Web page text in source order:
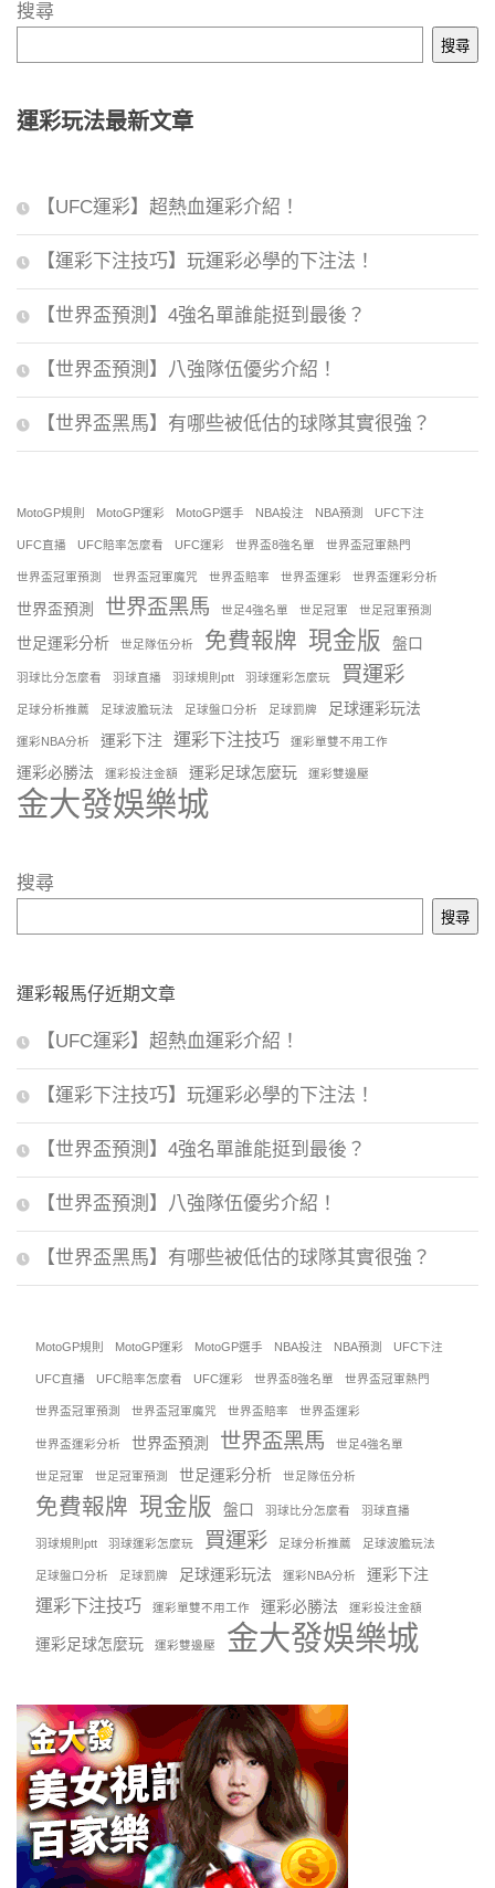
搜尋
搜尋
運彩玩法最新文章
【UFC運彩】超熱血運彩介紹！
【運彩下注技巧】玩運彩必學的下注法！
【世界盃預測】4強名單誰能挺到最後？
【世界盃預測】八強隊伍優劣介紹！
【世界盃黑馬】有哪些被低估的球隊其實很強？
MotoGP規則 MotoGP運彩 MotoGP選手 NBA投注 NBA預測 UFC下注
UFC直播 UFC賠率怎麼看 UFC運彩 世界盃8強名單 世界盃冠軍熱門
世界盃冠軍預測 世界盃冠軍魔咒 世界盃賠率 世界盃運彩 世界盃運彩分析
世界盃預測 世界盃黑馬 世足4強名單 世足冠軍 世足冠軍預測
世足運彩分析 世足隊伍分析 免費報牌 現金版 盤口
羽球比分怎麼看 羽球直播 羽球規則ptt 羽球運彩怎麼玩 買運彩
足球分析推薦 足球波膽玩法 足球盤口分析 足球罰牌 足球運彩玩法
運彩NBA分析 運彩下注 運彩下注技巧 運彩單雙不用工作
運彩必勝法 運彩投注金額 運彩足球怎麼玩 運彩雙邊壓
金大發娛樂城
搜尋
搜尋
運彩報馬仔近期文章
【UFC運彩】超熱血運彩介紹！
【運彩下注技巧】玩運彩必學的下注法！
【世界盃預測】4強名單誰能挺到最後？
【世界盃預測】八強隊伍優劣介紹！
【世界盃黑馬】有哪些被低估的球隊其實很強？
MotoGP規則 MotoGP運彩 MotoGP選手 NBA投注 NBA預測 UFC下注
UFC直播 UFC賠率怎麼看 UFC運彩 世界盃8強名單 世界盃冠軍熱門
世界盃冠軍預測 世界盃冠軍魔咒 世界盃賠率 世界盃運彩
世界盃運彩分析 世界盃預測 世界盃黑馬 世足4強名單
世足冠軍 世足冠軍預測 世足運彩分析 世足隊伍分析
免費報牌 現金版 盤口 羽球比分怎麼看 羽球直播
羽球規則ptt 羽球運彩怎麼玩 買運彩 足球分析推薦 足球波膽玩法
足球盤口分析 足球罰牌 足球運彩玩法 運彩NBA分析 運彩下注
運彩下注技巧 運彩單雙不用工作 運彩必勝法 運彩投注金額
運彩足球怎麼玩 運彩雙邊壓 金大發娛樂城